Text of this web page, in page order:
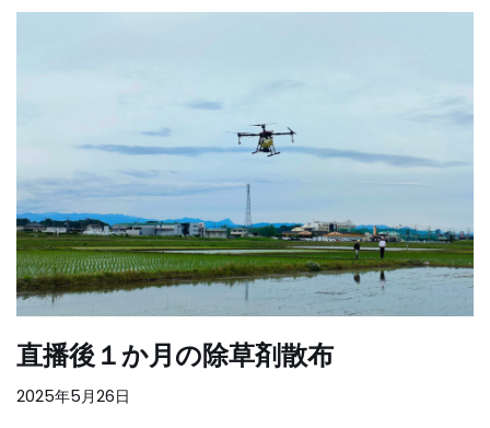
直播後１か月の除草剤散布
2025年5月26日